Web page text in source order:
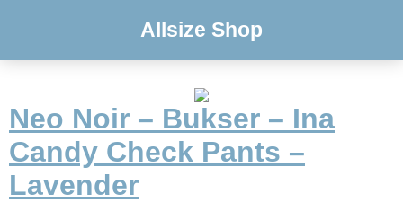
Allsize Shop
Neo Noir – Bukser – Ina
Candy Check Pants –
Lavender